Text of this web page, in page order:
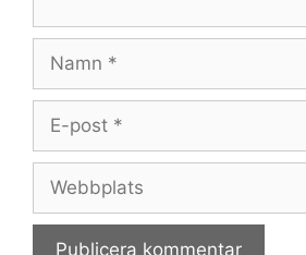
Namn
Webbplats